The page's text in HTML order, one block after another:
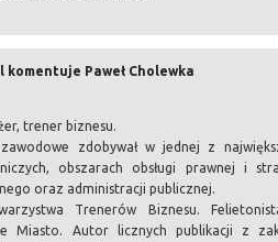
komentuje Paweł Cholewka
trener biznesu.
zdobywał w jednej z
obszarach obsługi prawnej i
oraz administracji publicznej.
Trenerów Biznesu.
Miasto. Autor licznych publikacji z